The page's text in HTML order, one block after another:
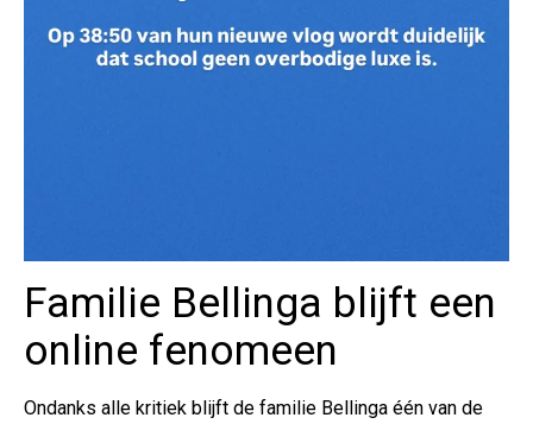
Familie Bellinga blijft een
online fenomeen
Ondanks alle kritiek blijft de familie Bellinga één van de